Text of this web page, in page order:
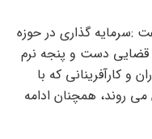
:سرمایه گذاری در حوزه
قضایی دست و پنجه نرم
و کارآفرینانی که با
روند، همچنان ادامه